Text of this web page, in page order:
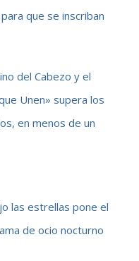
que se inscriban
del Cabezo y el
Unen» supera los
en menos de un
las estrellas pone el
de ocio nocturno